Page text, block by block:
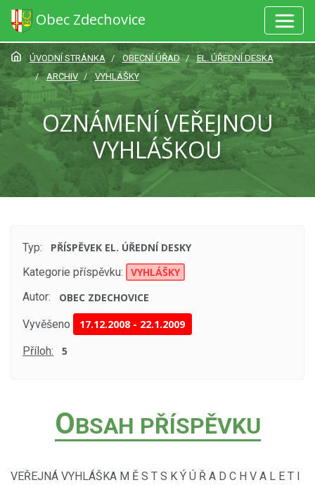
Obec Zdechovice
ÚVODNÍ STRÁNKA OBECNÍ ÚŘAD
EL. ÚŘEDNÍ DESKA
ARCHIV
VYHLÁŠKY
OZNÁMENÍ VEŘEJNOU
VYHLÁŠKOU
Typ:
PŘÍSPĚVEK EL. ÚŘEDNÍ DESKY
Kategorie příspěvku:
VYHLÁŠKY
Autor:
OBEC ZDECHOVICE
Vyvěšeno 17.12.2008 - 22.1.2009
Příloh: 5
OBSAH PŘÍSPĚVKU
VEŘEJNÁ VYHLÁŠKA M Ě S T S K Ý Ú Ř A D C H V A L E T I